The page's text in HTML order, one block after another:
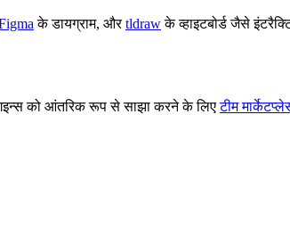
के डायग्राम, औरtldrawके व्हाइटबोर्ड जैसे
को आंतरिक रूप से साझा करने के लिएटीम